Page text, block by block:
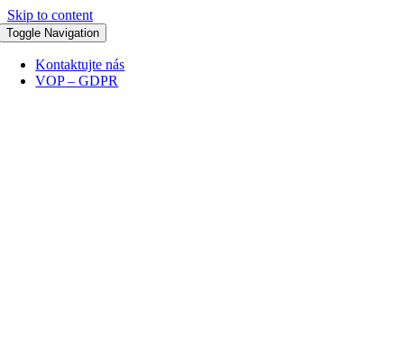
Skip to content
Toggle Navigation
Kontaktujte nás
VOP – GDPR